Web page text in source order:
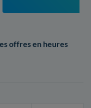
offres en heures